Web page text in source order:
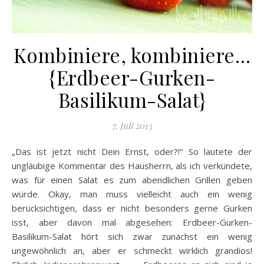
Kombiniere, kombiniere…
{Erdbeer-Gurken-
Basilikum-Salat}
7. Juli 2013
„Das ist jetzt nicht Dein Ernst, oder?!“ So lautete der
ungläubige Kommentar des Hausherrn, als ich verkündete,
was für einen Salat es zum abendlichen Grillen geben
würde. Okay, man muss vielleicht auch ein wenig
berücksichtigen, dass er nicht besonders gerne Gurken
isst, aber davon mal abgesehen: Erdbeer-Gurken-
Basilikum-Salat hört sich zwar zunächst ein wenig
ungewöhnlich an, aber er schmeckt wirklich grandios!